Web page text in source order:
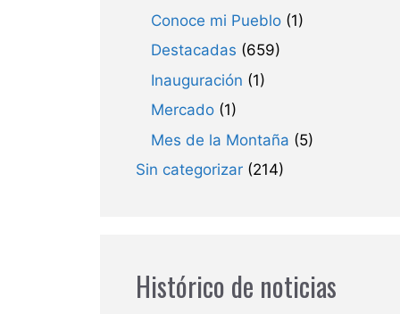
Conoce mi Pueblo (1)
Destacadas (659)
Inauguración (1)
Mercado (1)
Mes de la Montaña (5)
Sin categorizar (214)
Histórico de noticias